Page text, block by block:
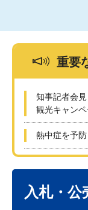
重要
知事記者会
観光キャン
熱中症を予
入札・公